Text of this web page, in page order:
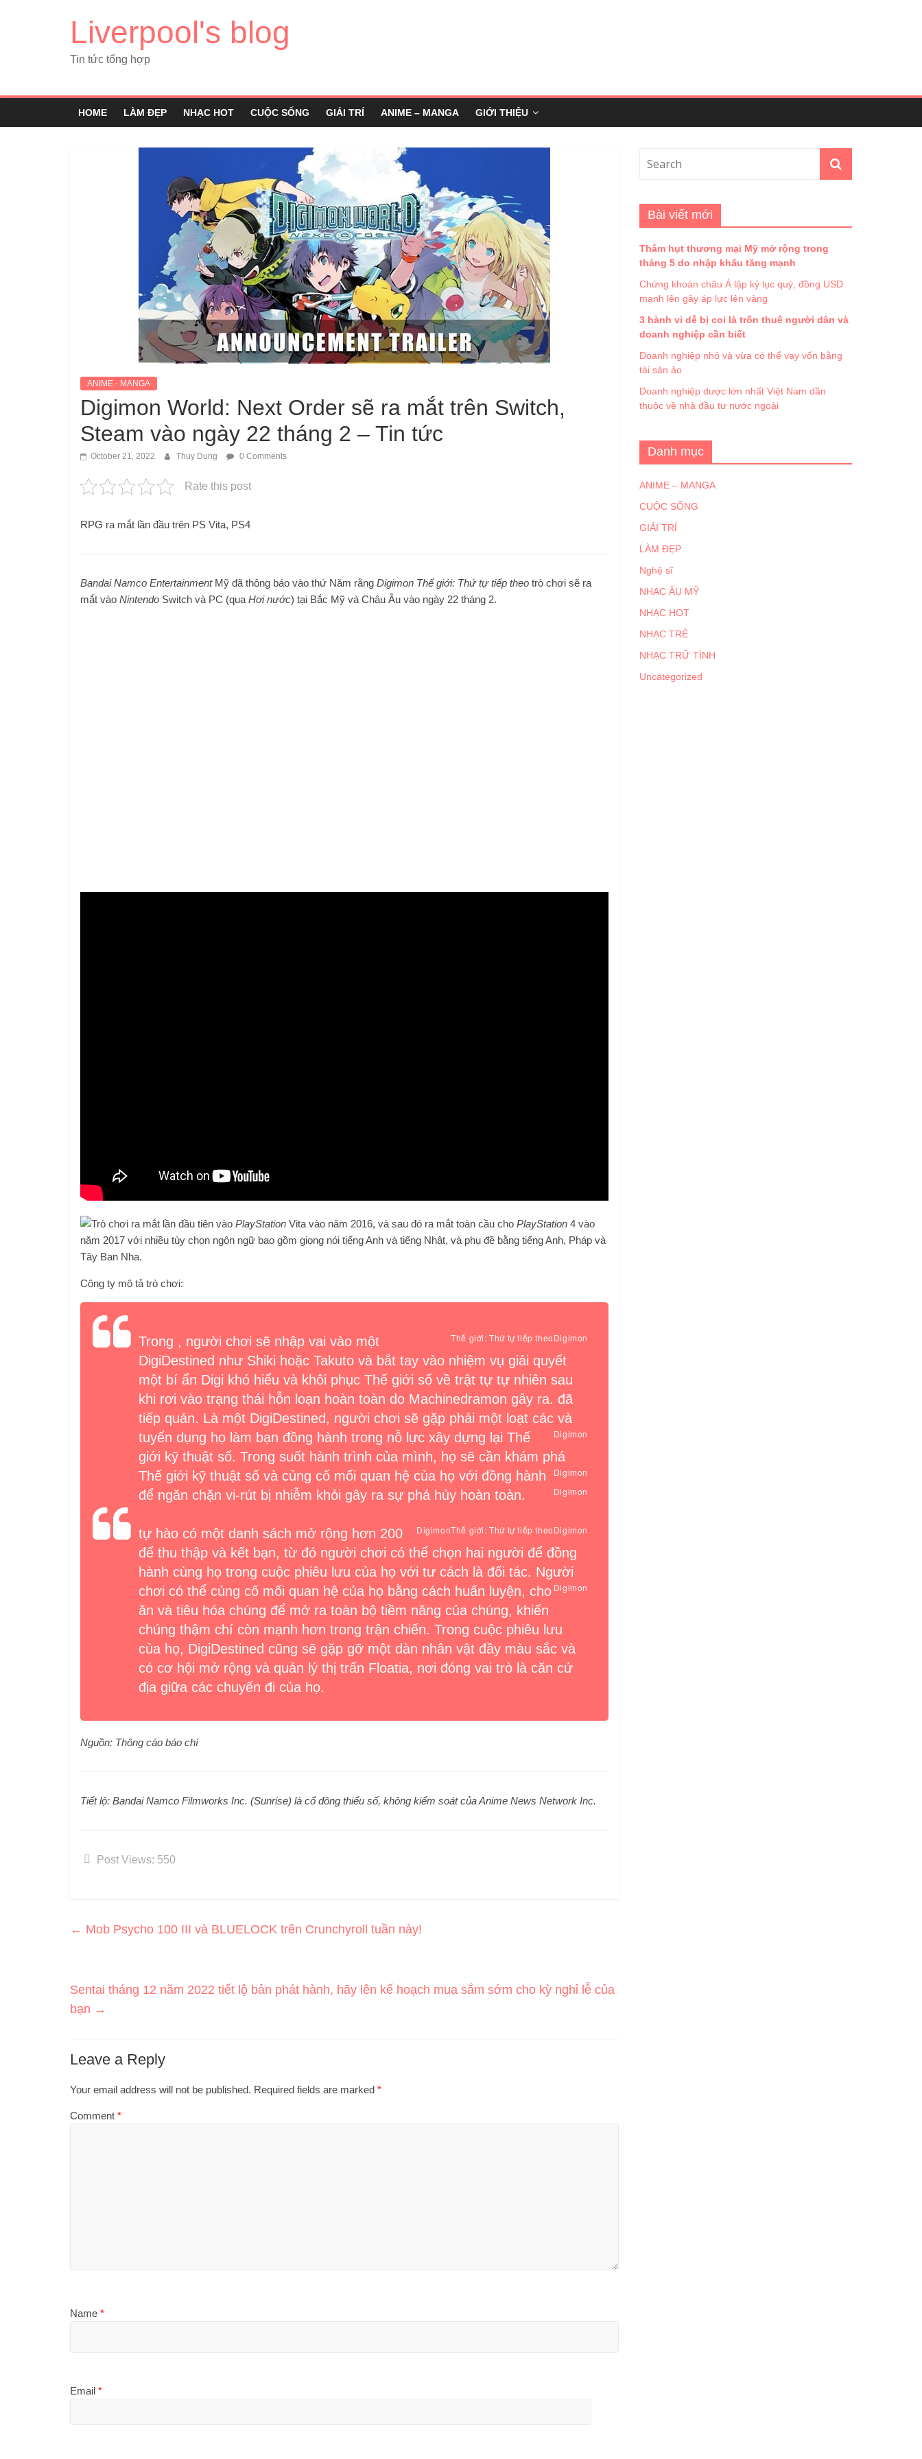
Liverpool's blog
Tin tức tổng hợp
HOME LÀM ĐẸP NHẠC HOT CUỘC SỐNG GIẢI TRÍ ANIME – MANGA GIỚI THIỆU
ANIME - MANGA
Digimon World: Next Order sẽ ra mắt trên Switch,
Steam vào ngày 22 tháng 2 – Tin tức
October 21, 2022 Thuy Dung 0 Comments
Rate this post
RPG ra mắt lần đầu trên PS Vita, PS4
Bandai Namco EntertainmentMỹ đã thông báo vào thứ Năm rằng Digimon Thế giới: Thứ tự tiếp theo trò chơi sẽ ra
mắt vào Nintendo Switch và PC (qua Hơi nước) tại Bắc Mỹ và Châu Âu vào ngày 22 tháng 2.
Trò chơi ra mắt lần đầu tiên vào PlayStation Vita vào năm 2016, và sau đó ra mắt toàn cầu cho PlayStation 4 vào
năm 2017 với nhiều tùy chọn ngôn ngữ bao gồm giọng nói tiếng Anh và tiếng Nhật, và phụ đề bằng tiếng Anh, Pháp và
Tây Ban Nha.
Công ty mô tả trò chơi:
Trong Digimon
Thế giới: Thứ tự tiếp theo
, người chơi sẽ nhập vai vào một
DigiDestined như Shiki hoặc Takuto và bắt tay vào nhiệm vụ giải quyết
một bí ẩn Digi khó hiểu và khôi phục Thế giới số về trật tự tự nhiên sau
khi rơi vào trạng thái hỗn loạn hoàn toàn do Machinedramon gây ra. đã
tiếp quản. Là một DigiDestined, người chơi sẽ gặp phải một loạt các
Digimon
và
tuyển dụng họ làm bạn đồng hành trong nỗ lực xây dựng lại Thế
giới kỹ thuật số. Trong suốt hành trình của mình, họ sẽ cần khám phá
Thế giới kỹ thuật số và củng cố mối quan hệ của họ với
Digimon
đồng hành
để ngăn chặn vi-rút bị nhiễm
Digimon
khỏi gây ra sự phá hủy hoàn toàn.
Digimon
Thế giới: Thứ tự tiếp theo
tự hào có một danh sách mở rộng hơn 200 Digimon
để thu thập và kết bạn, từ đó người chơi có thể chọn hai người để đồng
hành cùng họ trong cuộc phiêu lưu của họ với tư cách là đối tác. Người
chơi có thể củng cố mối quan hệ của họ
Digimon
bằng cách huấn luyện, cho
ăn và tiêu hóa chúng để mở ra toàn bộ tiềm năng của chúng, khiến
chúng thậm chí còn mạnh hơn trong trận chiến. Trong cuộc phiêu lưu
của họ, DigiDestined cũng sẽ gặp gỡ một dàn nhân vật đầy màu sắc và
có cơ hội mở rộng và quản lý thị trấn Floatia, nơi đóng vai trò là căn cứ
địa giữa các chuyến đi của họ.
Nguồn: Thông cáo báo chí
Tiết lộ: Bandai Namco Filmworks Inc. (Sunrise) là cổ đông thiểu số, không kiểm soát của Anime News Network Inc.
Post Views: 550
← Mob Psycho 100 III và BLUELOCK trên Crunchyroll tuần này!
Sentai tháng 12 năm 2022 tiết lộ bản phát hành, hãy lên kế hoạch mua sắm sớm cho kỳ nghỉ lễ của
bạn →
Leave a Reply
Your email address will not be published. Required fields are marked *
Comment *
Name *
Email *
Bài viết mới
Thâm hụt thương mại Mỹ mở rộng trong
tháng 5 do nhập khẩu tăng mạnh
Chứng khoán châu Á lập kỷ lục quý, đồng USD
mạnh lên gây áp lực lên vàng
3 hành vi dễ bị coi là trốn thuế người dân và
doanh nghiệp cần biết
Doanh nghiệp nhỏ và vừa có thể vay vốn bằng
tài sản ảo
Doanh nghiệp dược lớn nhất Việt Nam dần
thuộc về nhà đầu tư nước ngoài
Danh mục
ANIME – MANGA
CUỘC SỐNG
GIẢI TRÍ
LÀM ĐẸP
Nghệ sĩ
NHẠC ÂU MỸ
NHẠC HOT
NHẠC TRẺ
NHẠC TRỮ TÌNH
Uncategorized